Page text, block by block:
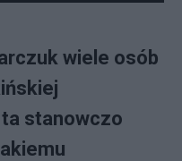
wiele osób
stanowczo